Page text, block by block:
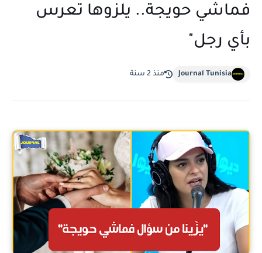
فماشي حويجة.. يلزوها تعرس
بأي رجل"
Journal Tunisia منذ 2 سنة